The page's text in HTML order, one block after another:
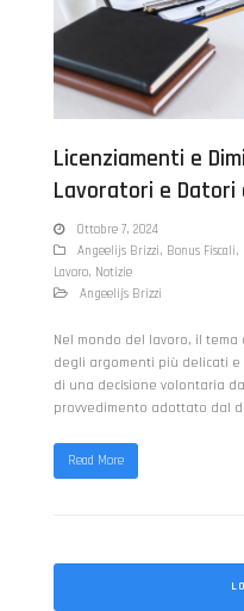
Licenziamenti e
Lavoratori e Datori
Ottobre 7, 2024
Angeelijs Brizzi, Bonus Fiscali,
Lavoro, Notizie
Angeelijs Brizzi
Nel mondo del lavoro, il
degli argomenti più delicati e
di una decisione volontaria
provvedimento adottato dal
Read More